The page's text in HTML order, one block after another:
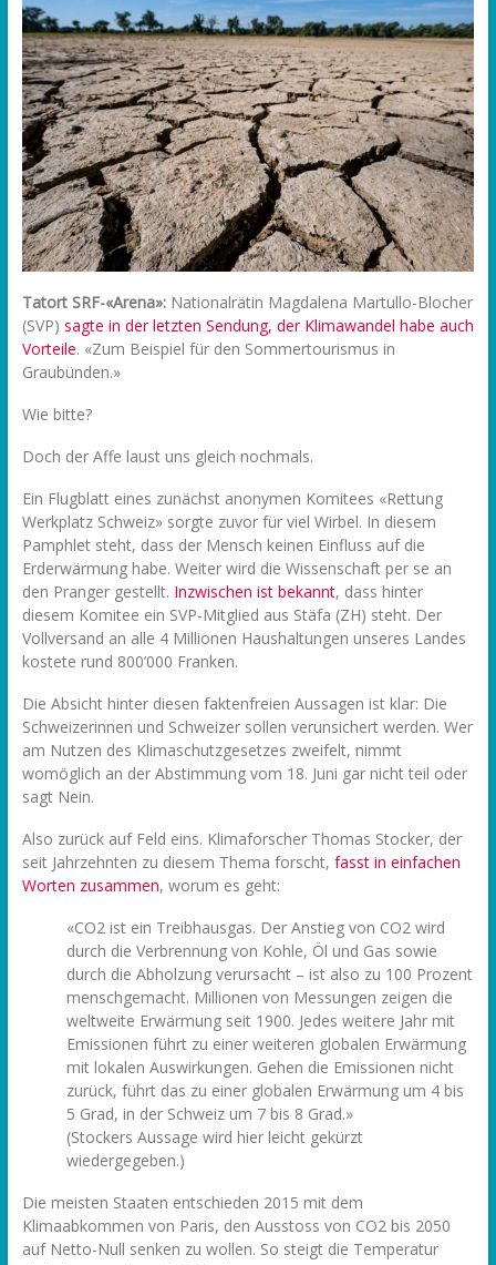
Tatort SRF-«Arena»:Nationalrätin Magdalena Martullo-Blocher
(SVP) sagte in der letzten Sendung, der Klimawandel habe auch
Vorteile. «Zum Beispiel für den Sommertourismus in
Graubünden.»
Wie bitte?
Doch der Affe laust uns gleich nochmals.
Ein Flugblatt eines zunächst anonymen Komitees «Rettung
Werkplatz Schweiz» sorgte zuvor für viel Wirbel. In diesem
Pamphlet steht, dass der Mensch keinen Einfluss auf die
Erderwärmung habe. Weiter wird die Wissenschaft per se an
den Pranger gestellt. Inzwischen ist bekannt, dass hinter
diesem Komitee ein SVP-Mitglied aus Stäfa (ZH) steht. Der
Vollversand an alle 4 Millionen Haushaltungen unseres Landes
kostete rund 800’000 Franken.
Die Absicht hinter diesen faktenfreien Aussagen ist klar: Die
Schweizerinnen und Schweizer sollen verunsichert werden. Wer
am Nutzen des Klimaschutzgesetzes zweifelt, nimmt
womöglich an der Abstimmung vom 18. Juni gar nicht teil oder
sagt Nein.
Also zurück auf Feld eins. Klimaforscher Thomas Stocker, der
seit Jahrzehnten zu diesem Thema forscht, fasst in einfachen
Worten zusammen, worum es geht:
«CO2 ist ein Treibhausgas. Der Anstieg von CO2 wird
durch die Verbrennung von Kohle, Öl und Gas sowie
durch die Abholzung verursacht – ist also zu 100 Prozent
menschgemacht. Millionen von Messungen zeigen die
weltweite Erwärmung seit 1900. Jedes weitere Jahr mit
Emissionen führt zu einer weiteren globalen Erwärmung
mit lokalen Auswirkungen. Gehen die Emissionen nicht
zurück, führt das zu einer globalen Erwärmung um 4 bis
5 Grad, in der Schweiz um 7 bis 8 Grad.»
(Stockers Aussage wird hier leicht gekürzt
wiedergegeben.)
Die meisten Staaten entschieden 2015 mit dem
Klimaabkommen von Paris, den Ausstoss von CO2 bis 2050
auf Netto-Null senken zu wollen. So steigt die Temperatur